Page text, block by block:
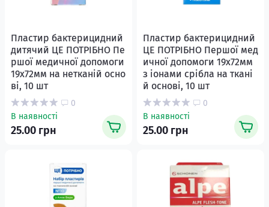
Пластир бактерицидний
дитячий ЦЕ ПОТРІБНО Пе
ршої медичної допомоги
19х72мм на нетканій осно
ві, 10 шт
0
В наявності
25.00 грн
Пластир бактерицидний
ЦЕ ПОТРІБНО Першої мед
ичної допомоги 19х72мм
з іонами срібла на ткані
й основі, 10 шт
0
В наявності
25.00 грн